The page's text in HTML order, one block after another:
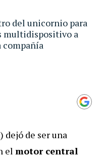
del unicornio para
multidispositivo a
compañía
de ser una
el motor central